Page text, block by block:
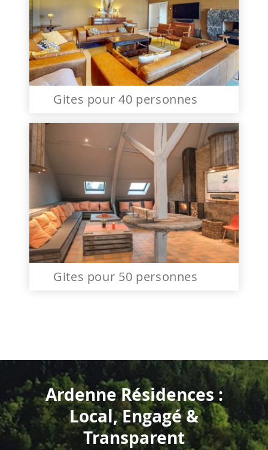
Gites pour 40 personnes
Gites pour 50 personnes
Ardenne Résidences :
Local, Engagé &
Transparent